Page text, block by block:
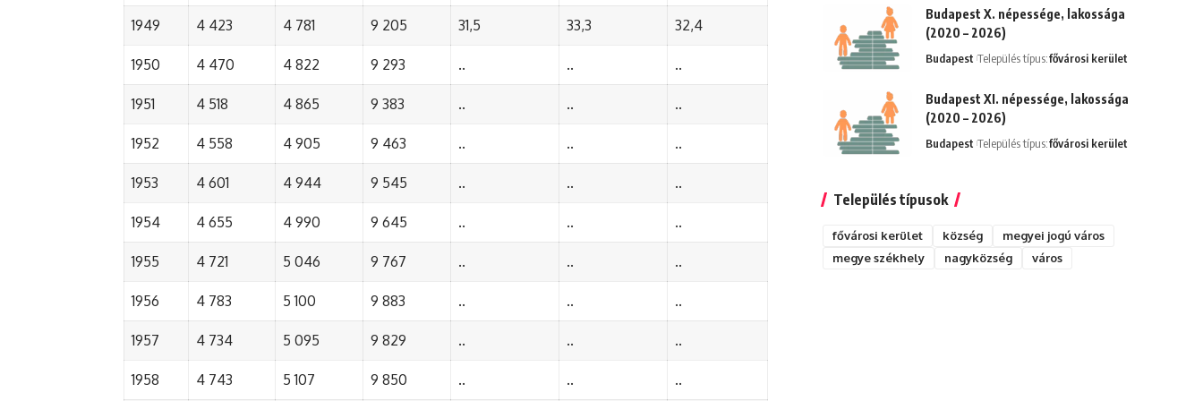
1949 4 423 4 781 9 205 31,5 33,3 32,4
1950 4 470 4 822 9 293 .. .. ..
1951 4 518 4 865 9 383 .. .. ..
1952 4 558 4 905 9 463 .. .. ..
1953 4 601 4 944 9 545 .. .. ..
1954 4 655 4 990 9 645 .. .. ..
1955 4 721 5 046 9 767 .. .. ..
1956 4 783 5 100 9 883 .. .. ..
1957 4 734 5 095 9 829 .. .. ..
1958 4 743 5 107 9 850 .. .. ..
Budapest X. népessége, lakossága
(2020 – 2026)
Budapest Település típus:fővárosi kerület
Budapest XI. népessége, lakossága
(2020 – 2026)
Budapest Település típus:fővárosi kerület
Település típusok
fővárosi kerület község
megyei jogú város
megye székhely
nagyközség város